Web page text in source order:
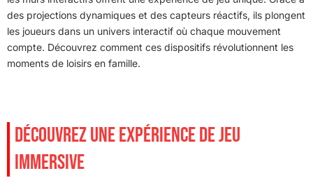
des projections dynamiques et des capteurs réactifs, ils plongent
les joueurs dans un univers interactif où chaque mouvement
compte. Découvrez comment ces dispositifs révolutionnent les
moments de loisirs en famille.
DÉCOUVREZ UNE EXPÉRIENCE DE JEU
IMMERSIVE